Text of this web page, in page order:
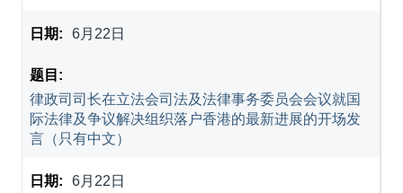
6月22日
律政司司长在立法会司法及法律事务委员会会议就国
际法律及争议解决组织落户香港的最新进展的开场发
言（只有中文）
6月22日